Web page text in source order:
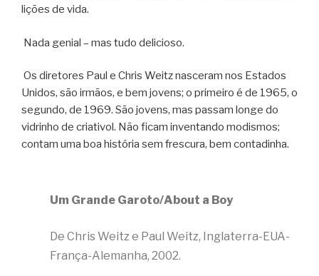
lições de vida.
Nada genial – mas tudo delicioso.
Os diretores Paul e Chris Weitz nasceram nos Estados
Unidos, são irmãos, e bem jovens; o primeiro é de 1965, o
segundo, de 1969. São jovens, mas passam longe do
vidrinho de criativol. Não ficam inventando modismos;
contam uma boa história sem frescura, bem contadinha.
Um Grande Garoto/About a Boy
De Chris Weitz e Paul Weitz, Inglaterra-EUA-
França-Alemanha, 2002.